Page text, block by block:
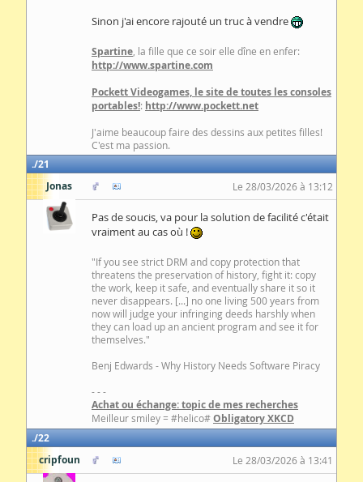
Sinon j'ai encore rajouté un truc à vendre
Spartine , la fille que ce soir elle dîne en enfer:
http://www.spartine.com
Pockett Videogames, le site de toutes les consoles
portables!: http://www.pockett.net
J'aime beaucoup faire des dessins aux petites filles!
C'est ma passion.
21
Jonas
Le 28/03/2026 à 13:12
Pas de soucis, va pour la solution de facilité c'était
vraiment au cas où !
"If you see strict DRM and copy protection that
threatens the preservation of history, fight it: copy
the work, keep it safe, and eventually share it so it
never disappears. [...] no one living 500 years from
now will judge your infringing deeds harshly when
they can load up an ancient program and see it for
themselves."
Benj Edwards - Why History Needs Software Piracy
- - -
Achat ou échange: topic de mes recherches
Meilleur smiley = #helico#Obligatory XKCD
22
cripfoun
Le 28/03/2026 à 13:41